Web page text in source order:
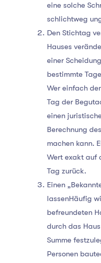
eine solche
schlichtweg
Den Stichtag
Hauses
einer
bestimmte
Wer einfach
Tag der
einen
Berechnung
machen kann.
Wert exakt auf
Tag zurück.
Einen
lassenHäufig
befreundeten
durch das
Summe
Personen